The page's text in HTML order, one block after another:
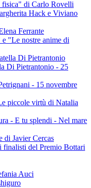
fisica" di Carlo Rovelli
Hack e Viviano
Ferrante
"Le nostre anime di
Di Pietrantonio
Di Pietrantonio - 25
- 15 novembre
piccole virtù di Natalia
- E tu splendi - Nel mare
di Javier Cercas
finalisti del Premio Bottari
Auci